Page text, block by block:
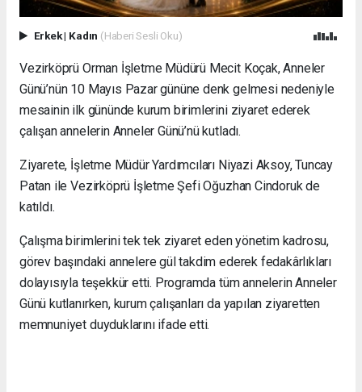
Erkek| Kadın (Haberi Sesli Oku)
Vezirköprü Orman İşletme Müdürü Mecit Koçak, Anneler
Günü’nün 10 Mayıs Pazar gününe denk gelmesi nedeniyle
mesainin ilk gününde kurum birimlerini ziyaret ederek
çalışan annelerin Anneler Günü’nü kutladı.
Ziyarete, İşletme Müdür Yardımcıları Niyazi Aksoy, Tuncay
Patan ile Vezirköprü İşletme Şefi Oğuzhan Cindoruk de
katıldı.
Çalışma birimlerini tek tek ziyaret eden yönetim kadrosu,
görev başındaki annelere gül takdim ederek fedakârlıkları
dolayısıyla teşekkür etti. Programda tüm annelerin Anneler
Günü kutlanırken, kurum çalışanları da yapılan ziyaretten
memnuniyet duyduklarını ifade etti.